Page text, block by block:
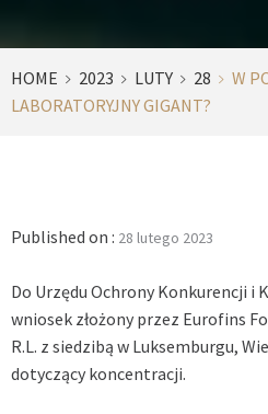
HOME 2023 LUTY 28
W
LABORATORYJNY GIGANT?
Published on : 28 lutego 2023
Do Urzędu Ochrony Konkurencji i
wniosek złożony przez Eurofins
R.L. z siedzibą w Luksemburgu,
dotyczący koncentracji.